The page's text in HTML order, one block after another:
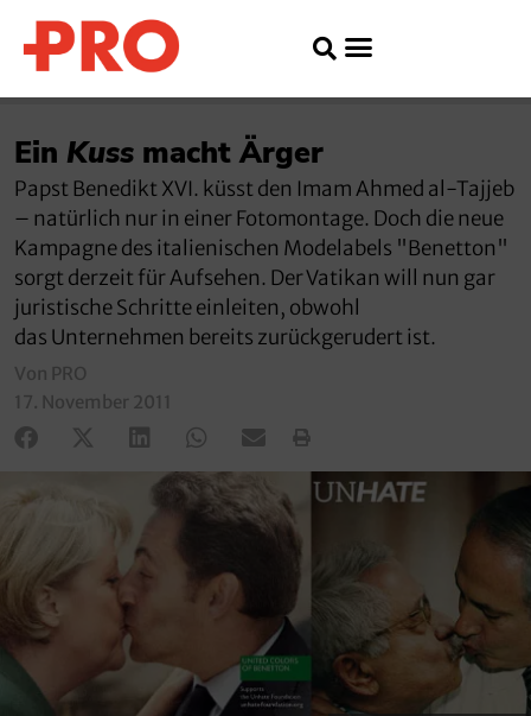
Ein Kuss macht Ärger
Papst Benedikt XVI. küsst den Imam Ahmed al-Tajjeb
– natürlich nur in einer Fotomontage. Doch die neue
Kampagne des italienischen Modelabels "Benetton"
sorgt derzeit für Aufsehen. Der Vatikan will nun gar
juristische Schritte einleiten, obwohl
das Unternehmen bereits zurückgerudert ist.
Von PRO
17. November 2011